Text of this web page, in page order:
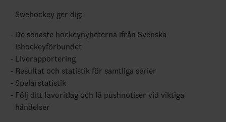
Swehockey ger dig:
De senaste hockeynyheterna ifrån Svenska
Ishockeyförbundet
Liverapportering
Resultat och statistik för samtliga serier
Spelarstatistik
Följ ditt favoritlag och få pushnotiser vid viktiga
händelser